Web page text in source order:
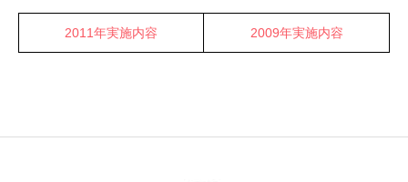
2011年実施内容 2009年実施内容